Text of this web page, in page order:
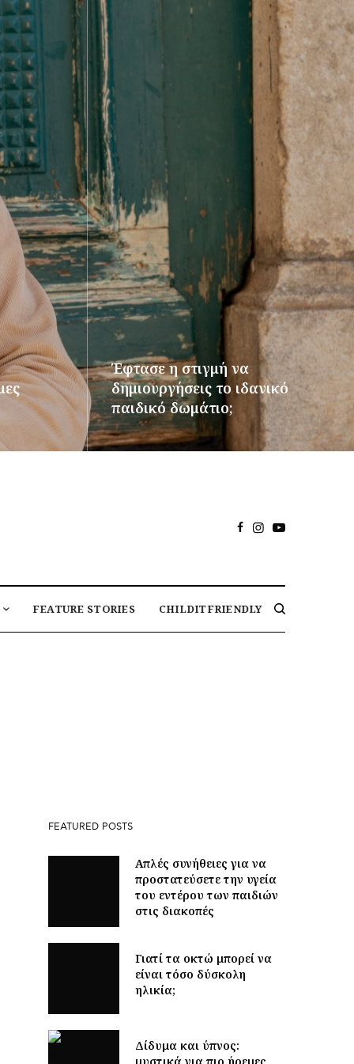
Έφτασε η στιγμή να
δημιουργήσεις το ιδανικό
παιδικό δωμάτιο;
ΠΕΡΙΣΣΌΤΕΡΑ
FEATURE STORIES CHILDITFRIENDLY
FEATURED POSTS
Απλές συνήθειες για να
προστατεύσετε την υγεία
του εντέρου των παιδιών
στις διακοπές
Γιατί τα οκτώ μπορεί να
είναι τόσο δύσκολη
ηλικία;
Δίδυμα και ύπνος: